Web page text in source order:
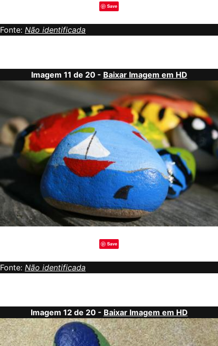
Save
Fonte: Não identificada
Imagem 11 de 20 - Baixar Imagem em HD
Save
Fonte: Não identificada
Imagem 12 de 20 - Baixar Imagem em HD